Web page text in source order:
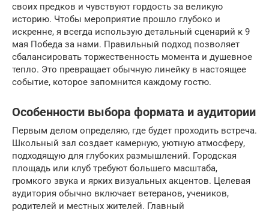
своих предков и чувствуют гордость за великую
историю. Чтобы мероприятие прошло глубоко и
искренне, я всегда использую детальный сценарий к 9
мая Победа за нами. Правильный подход позволяет
сбалансировать торжественность момента и душевное
тепло. Это превращает обычную линейку в настоящее
событие, которое запомнится каждому гостю.
Особенности выбора формата и аудитории
Первым делом определяю, где будет проходить встреча.
Школьный зал создает камерную, уютную атмосферу,
подходящую для глубоких размышлений. Городская
площадь или клуб требуют большего масштаба,
громкого звука и ярких визуальных акцентов. Целевая
аудитория обычно включает ветеранов, учеников,
родителей и местных жителей. Главный